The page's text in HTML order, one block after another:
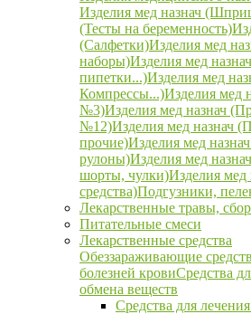
Изделия мед назнач
(Тесты на беременность)
(Салфетки)Изделия мед
наборы)Изделия мед
пипетки...)Изделия мед
Компрессы...)Изделия мед
№3)Изделия мед назнач
№12)Изделия мед назнач
прочие)Изделия мед
рулоны)Изделия мед
шорты, чулки)Изделия мед
средства)Подгузники,
Лекарственные травы,
Питательные смеси
Лекарственные средства
Обеззараживающие
болезней кровиСредства
обмена веществ
Средства для